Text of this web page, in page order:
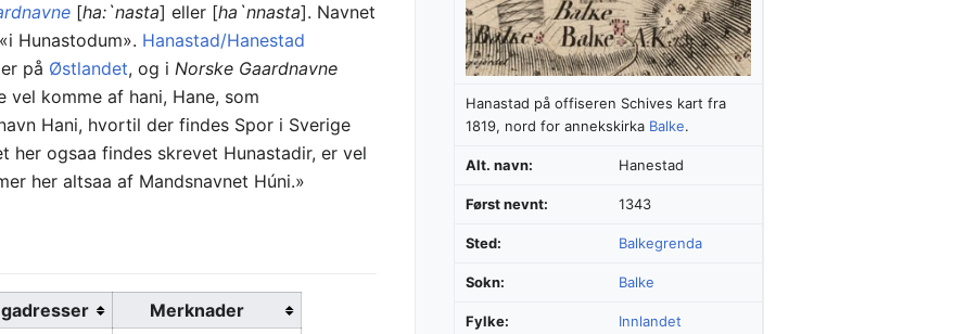
Hanastad på offiseren Schives kart fra
1819, nord for annekskirka Balke.
Alt. navn: Hanestad
Først nevnt: 1343
Sted: Balkegrenda
Sokn: Balke
Fylke: Innlandet
[ha:`nasta] eller [ha`nnasta]. Navnet
Hunastodum». Hanastad/Hanestad
på Østlandet, og iNorske Gaardnavne
vel komme af hani, Hane, som
Hani, hvortil der findes Spor i Sverige
her ogsaa findes skrevet Hunastadir, er vel
her altsaa af Mandsnavnet Húni.»
Merknader